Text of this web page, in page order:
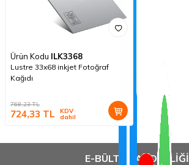
Ürün Kodu ILK3368
Lustre 33x68 inkjet Fotoğraf
Kağıdı
768,23TL
724,33 TL KDV
dahil
E-BÜLTEN ABONELİĞİ